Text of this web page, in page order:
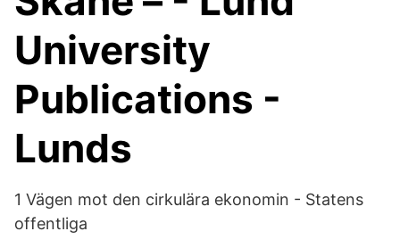
University
Publications -
Lunds
1 Vägen mot den cirkulära ekonomin - Statens
offentliga